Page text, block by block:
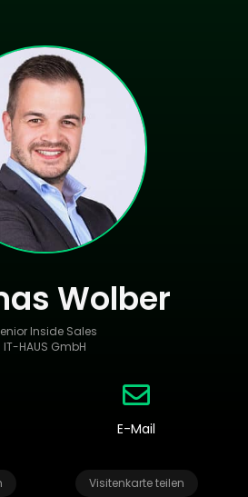
Wolber
Inside Sales
IT-HAUS GmbH

E-Mail
Visitenkarte teilen